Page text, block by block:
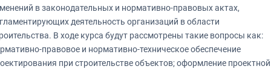
в законодательных и нормативно-правовых актах,
деятельность организаций в области
В ходе курса будут рассмотрены такие вопросы как:
правовое и нормативно-техническое обеспечение
при строительстве объектов; оформление проектной